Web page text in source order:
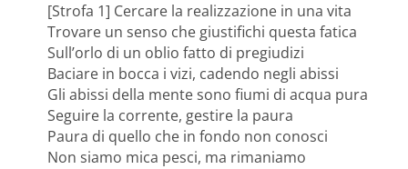
[Strofa 1] Cercare la realizzazione in una vita
Trovare un senso che giustifichi questa fatica
Sull’orlo di un oblio fatto di pregiudizi
Baciare in bocca i vizi, cadendo negli abissi
Gli abissi della mente sono fiumi di acqua pura
Seguire la corrente, gestire la paura
Paura di quello che in fondo non conosci
Non siamo mica pesci, ma rimaniamo